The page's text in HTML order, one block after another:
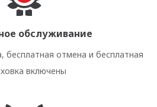
обслуживание
бесплатная отмена и бесплатная
включены